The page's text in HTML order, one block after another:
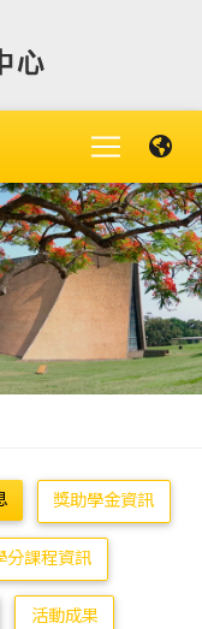
獎助學金資訊
分課程資訊
活動成果